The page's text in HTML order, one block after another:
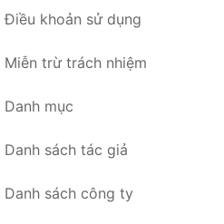
Điều khoản sử dụng
Miễn trừ trách nhiệm
Danh mục
Danh sách tác giả
Danh sách công ty